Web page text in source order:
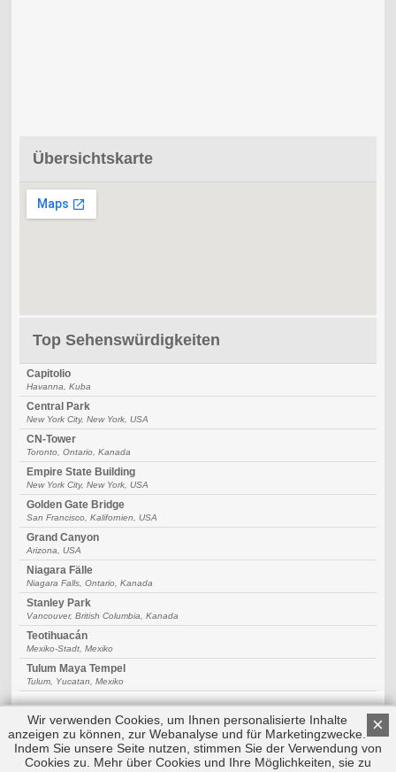
Übersichtskarte
Top Sehenswürdigkeiten
Capitolio
Havanna, Kuba
Central Park
New York City, New York, USA
CN-Tower
Toronto, Ontario, Kanada
Empire State Building
New York City, New York, USA
Golden Gate Bridge
San Francisco, Kalifornien, USA
Grand Canyon
Arizona, USA
Niagara Fälle
Niagara Falls, Ontario, Kanada
Stanley Park
Vancouver, British Columbia, Kanada
Teotihuacán
Mexiko-Stadt, Mexiko
Tulum Maya Tempel
Tulum, Yucatan, Mexiko
Copyright © 2026 by Triplemind GmbH
Nach oben
×
Wir verwenden Cookies, um Ihnen personalisierte Inhalte
anzeigen zu können, zur Webanalyse und für Marketingzwecke.
Indem Sie unsere Seite nutzen, stimmen Sie der Verwendung von
Cookies zu. Mehr über Cookies und Ihre Möglichkeiten, sie zu